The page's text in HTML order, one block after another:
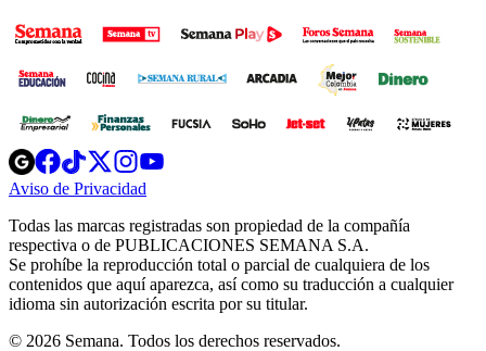
Opens
in
new
Opens
in
new
Opens
in
new
window
Opens
new
windowwindow
Aviso de Privacidad
new
window
Todas las marcas registradas son propiedad de la compañía
respectiva o de PUBLICACIONES SEMANA S.A.
Se prohíbe la reproducción total o parcial de cualquiera de los
contenidos que aquí aparezca, así como su traducción a cualquier
idioma sin autorización escrita por su titular.
© 2026 Semana. Todos los derechos reservados.